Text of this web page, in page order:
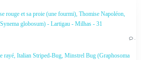
rouge et sa proie (une fourmi), Thomise Napoléon,
globosum) - Lartigau - Milhas - 31
…
rayé, Italian Striped-Bug, Minstrel Bug (Graphosoma